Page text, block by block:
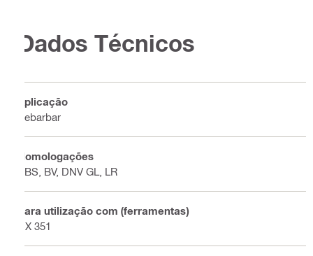
Dados Técnicos
Aplicação
Rebarbar
Homologações
ABS, BV, DNV GL, LR
Para utilização com (ferramentas)
DX 351